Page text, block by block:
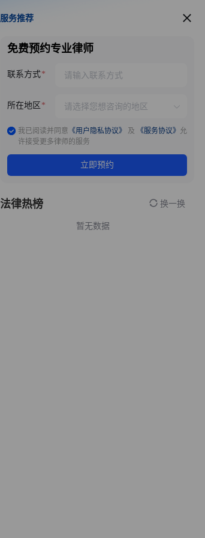
服务推荐
服务推荐
免费预约专业律师
联系方式
所在地区
我已阅读并同意 《用户隐私协议》 及 《服务协议》 允
许接受更多律师的服务
立即预约
法律热榜 换一换
暂无数据